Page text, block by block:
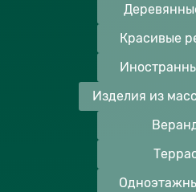
Красивые
Изделия из